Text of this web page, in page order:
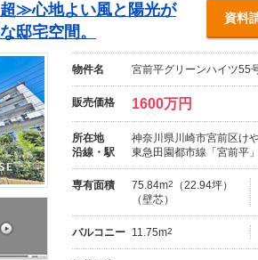
≫心地よい風と陽光が
邸宅空間。
資料
物件名 宮前平グリーンハイツ55
販売価格 1600万円
所在地
神奈川県川崎市宮前区け
沿線・駅
東急田園都市線「宮前平
専有面積 75.84m2
（22.94坪）
（壁芯）
バルコニー 11.75m2